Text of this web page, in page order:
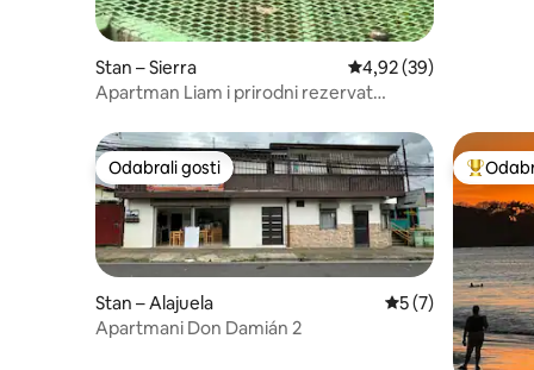
Stan – Sierra Prosječna ocjena:
4,92 (39)
Apartman Liam i prirodni rezervat
Odabrali gosti
Odabrali gosti
Stan – Alajuela Prosječna
5 (7)
Apartmani Don Damián 2
Među